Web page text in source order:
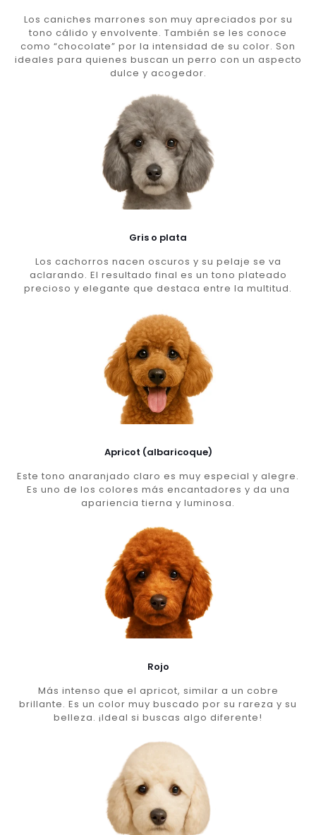
Los caniches marrones son muy apreciados por su
tono cálido y envolvente. También se les conoce
como “chocolate” por la intensidad de su color. Son
ideales para quienes buscan un perro con un aspecto
dulce y acogedor.
Gris o plata
Los cachorros nacen oscuros y su pelaje se va
aclarando. El resultado final es un tono plateado
precioso y elegante que destaca entre la multitud.
Apricot (albaricoque)
Este tono anaranjado claro es muy especial y alegre.
Es uno de los colores más encantadores y da una
apariencia tierna y luminosa.
Rojo
Más intenso que el apricot, similar a un cobre
brillante. Es un color muy buscado por su rareza y su
belleza. ¡Ideal si buscas algo diferente!